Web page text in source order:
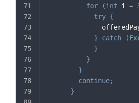
for (int i =
try {
}
catch (
}
}
}
continue;
}